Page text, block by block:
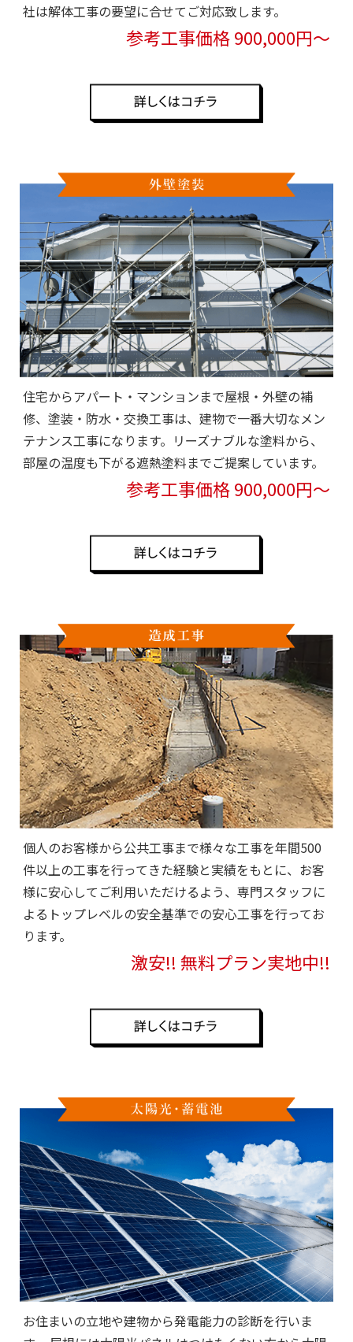
社は解体工事の要望に合せてご対応致します。
参考工事価格 900,000円～
住宅からアパート・マンションまで屋根・外壁の補
修、塗装・防水・交換工事は、建物で一番大切なメン
テナンス工事になります。リーズナブルな塗料から、
部屋の温度も下がる遮熱塗料までご提案しています。
参考工事価格 900,000円～
個人のお客様から公共工事まで様々な工事を年間500
件以上の工事を行ってきた経験と実績をもとに、お客
様に安心してご利用いただけるよう、専門スタッフに
よるトップレベルの安全基準での安心工事を行ってお
ります。
激安!! 無料プラン実地中!!
お住まいの立地や建物から発電能力の診断を行いま